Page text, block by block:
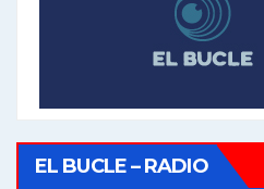
EL BUCLE – RADIO